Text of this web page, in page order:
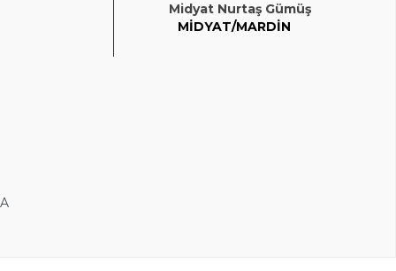
Midyat Nurtaş Gümüş
MİDYAT/MARDİN